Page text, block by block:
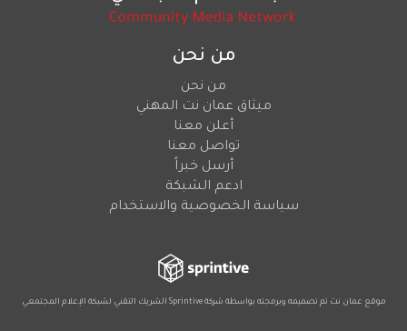
من نحن
من نحن
ميثاق عمان نت المهني
أعلن معنا
تواصل معنا
أرسل خبراً
ادعم الشبكة
سياسة الخصوصية والاستخدام
موقع عمان نت تم تصميمه وبرمجته بواسطة شركةSprintive الشريك التقني لشبكة الإعلام المجتمعي